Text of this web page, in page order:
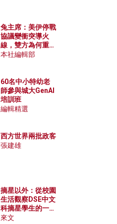
兔主席：美伊停戰
協議變衝突導火
線，雙方為何重啟
戰爭？伊朗一早洞
本社編輯部
60名中小特幼老
師參與城大GenAI
培訓班
編輯精選
西方世界兩批政客
張建雄
摘星以外：從校園
生活觀察DSE中文
科摘星學生的一點
特質
來文